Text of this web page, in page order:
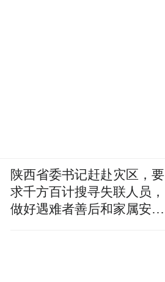
陕西省委书记赶赴灾区，要
求千方百计搜寻失联人员，
做好遇难者善后和家属安抚